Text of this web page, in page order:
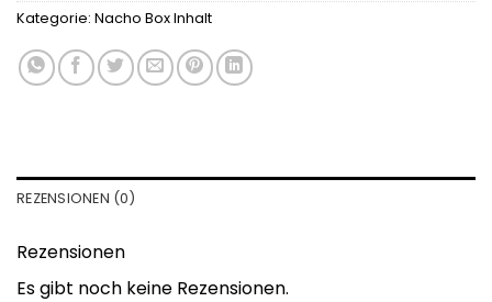
Kategorie: Nacho Box Inhalt
REZENSIONEN (0)
Rezensionen
Es gibt noch keine Rezensionen.